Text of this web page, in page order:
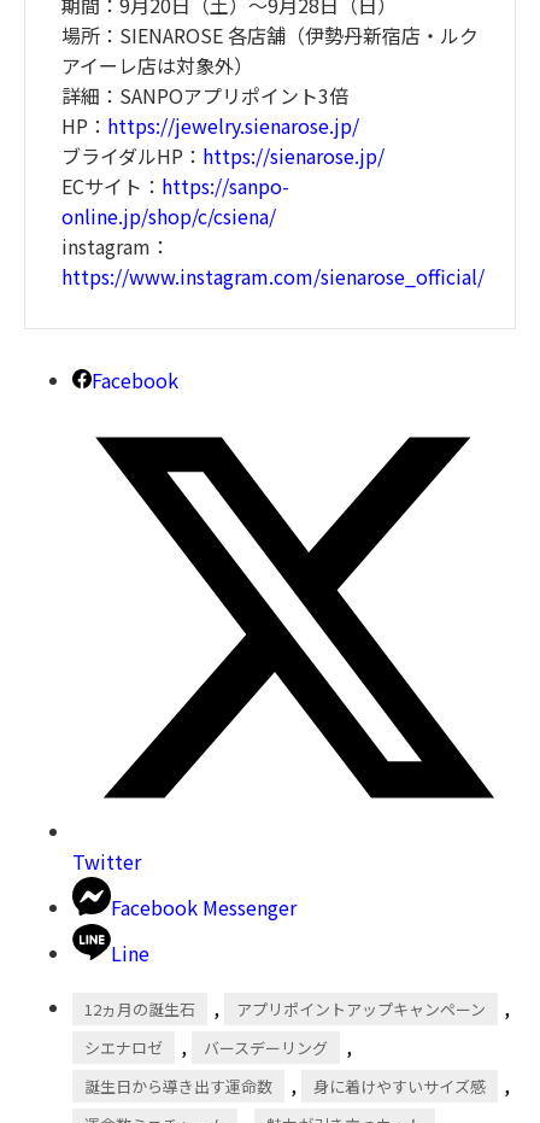
場所：SIENAROSE 各店舗（伊勢丹新宿店・ルク
アイーレ店は対象外）
詳細：SANPOアプリポイント3倍
HP： https://jewelry.sienarose.jp/
ブライダルHP： https://sienarose.jp/
ECサイト： https://sanpo-
online.jp/shop/c/csiena/
instagram：
https://www.instagram.com/sienarose_official/
Facebook
Twitter
Facebook Messenger
Line
12ヵ月の誕生石 , アプリポイントアップキャンペーン ,
シエナロゼ , バースデーリング ,
誕生日から導き出す運命数 , 身に着けやすいサイズ感 ,